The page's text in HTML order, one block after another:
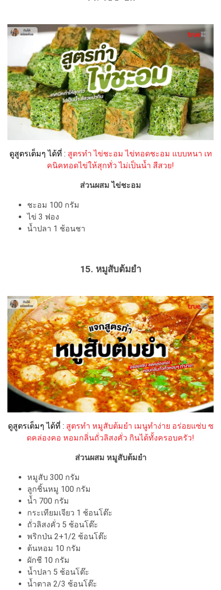
ดูสูตรเต็มๆ ได้ที่ : สูตรทำ ไข่ชะอม ไข่ทอดชะอม แบบหนา เท
คนิคทอดไข่ให้สุกทั่ว ไม่เป็นน้ำ สีสวย!
ส่วนผสม ไข่ชะอม
ชะอม 100 กรัม
ไข่ 3 ฟอง
น้ำปลา 1 ช้อนชา
15. หมูสับต้มยำ
ดูสูตรเต็มๆ ได้ที่ : สูตรทำ หมูสับต้มยำ เมนูทำง่าย อร่อยแซ่บ ซ
ดคล่องคอ หอมกลิ่นถั่วลิสงคั่ว กินได้ทั้งครอบครัว!
ส่วนผสม หมูสับต้มยำ
หมูสับ 300 กรัม
ลูกชิ้นหมู 100 กรัม
น้ำ 700 กรัม
กระเทียมเจียว 1 ช้อนโต๊ะ
ถั่วลิสงคั่ว 5 ช้อนโต๊ะ
พริกป่น 2+1/2 ช้อนโต๊ะ
ต้นหอม 10 กรัม
ผักชี 10 กรัม
น้ำปลา 5 ช้อนโต๊ะ
น้ำตาล 2/3 ช้อนโต๊ะ